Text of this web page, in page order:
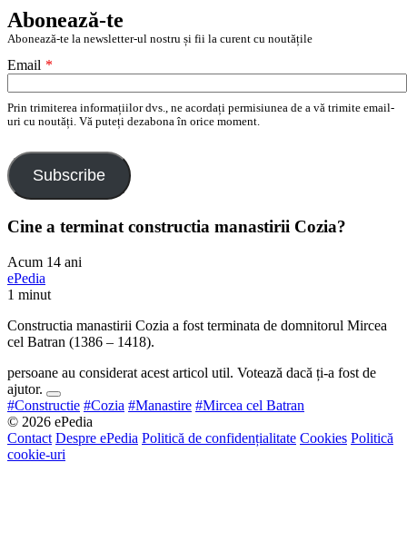
Abonează-te
Abonează-te la newsletter-ul nostru și fii la curent cu noutățile
Email *
Prin trimiterea informațiilor dvs., ne acordați permisiunea de a vă trimite email-
uri cu noutăți. Vă puteți dezabona în orice moment.
Subscribe
Cine a terminat constructia manastirii Cozia?
Acum 14 ani
ePedia
1 minut
Constructia manastirii Cozia a fost terminata de domnitorul Mircea
cel Batran (1386 – 1418).
persoane au considerat acest articol util. Votează dacă ți-a fost de
ajutor.
#Constructie #Cozia #Manastire #Mircea cel Batran
© 2026 ePedia
Contact Despre ePedia Politică de confidențialitate Cookies Politică
cookie-uri